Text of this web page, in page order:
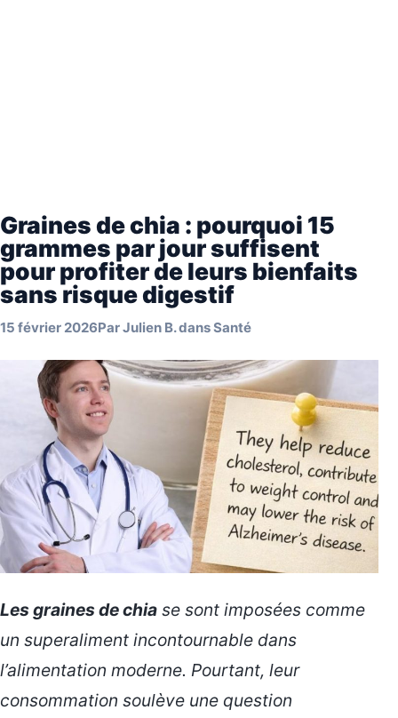
Graines de chia : pourquoi 15
grammes par jour suffisent
pour profiter de leurs bienfaits
sans risque digestif
15 février 2026ParJulien B.dansSanté
Les graines de chia se sont imposées comme
un superaliment incontournable dans
l’alimentation moderne. Pourtant, leur
consommation soulève une question